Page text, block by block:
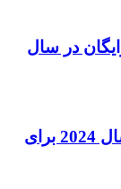
در سال
بهترین برنامه های دانلود انیمه در سال 2024 برای